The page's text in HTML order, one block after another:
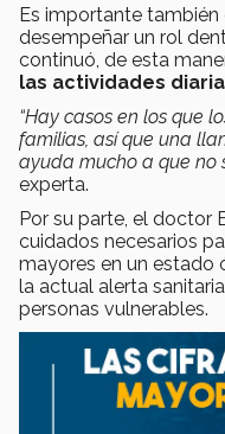
Es importante
desempeñar un rol
continuó, de esta
las actividades
“Hay casos en los que
familias, así que una
ayuda mucho a que no
experta.
Por su parte, el doctor
cuidados necesarios
mayores en un estado
la actual alerta
personas vulnerables.